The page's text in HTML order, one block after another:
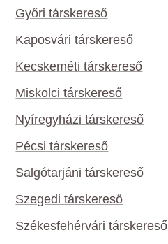
Győri társkereső
Kaposvári társkereső
Kecskeméti társkereső
Miskolci társkereső
Nyíregyházi társkereső
Pécsi társkereső
Salgótarjáni társkereső
Szegedi társkereső
Székesfehérvári társkereső